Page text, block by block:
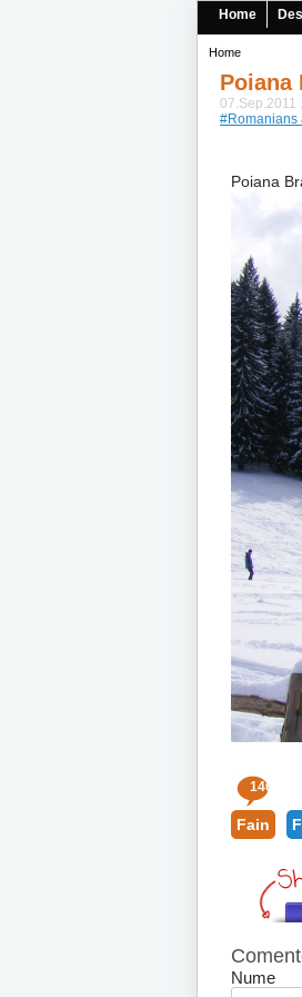
Home
Home
Poiana
07.Sep.2011
#Romanians
Poiana
146
Fain
Nume